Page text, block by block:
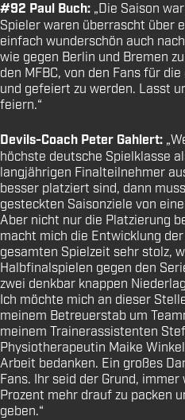
#92 Paul Buch: „Die Saison
Spieler waren überrascht über
einfach wunderschön auch
wie gegen Berlin und Bremen
den MFBC, von den Fans für
und gefeiert zu werden. Lasst
feiern.“
Devils-Coach Peter Gahlert:
höchste deutsche Spielklasse
langjährigen Finalteilnehmer
besser platziert sind, dann
gesteckten Saisonziele von
Aber nicht nur die Platzierung
macht mich die Entwicklung
gesamten Spielzeit sehr stolz,
Halbfinalspielen gegen den
zwei denkbar knappen
Ich möchte mich an dieser
meinem Betreuerstab um
meinem Trainerassistenten
Physiotherapeutin Maike
Arbeit bedanken. Ein großes
Fans. Ihr seid der Grund,
Prozent mehr drauf zu packen
geben.“